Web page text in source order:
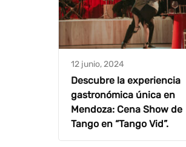
12 junio, 2024
Descubre la experiencia
gastronómica única en
Mendoza: Cena Show de
Tango en “Tango Vid”.